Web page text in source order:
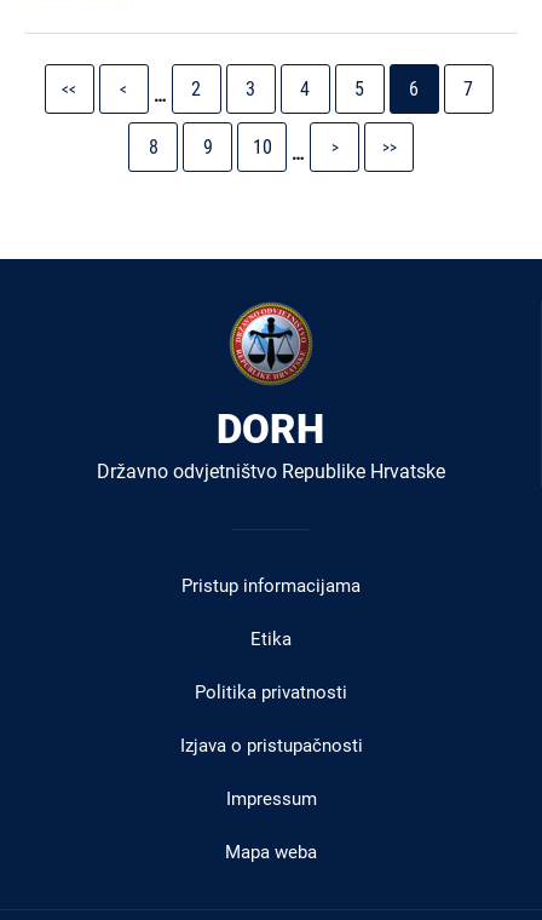
Pagination
page
<<
page
< …
Stranica
2 Stranica
3 Stranica
4 Stranica
5
Current
page
6 Stranica
7
Stranica
8 Stranica
9 Stranica
10 …
page
>
page
>>
DORH
Državno odvjetništvo Republike Hrvatske
Pristup informacijama
Etika
Politika privatnosti
Izjava o pristupačnosti
Impressum
Mapa weba